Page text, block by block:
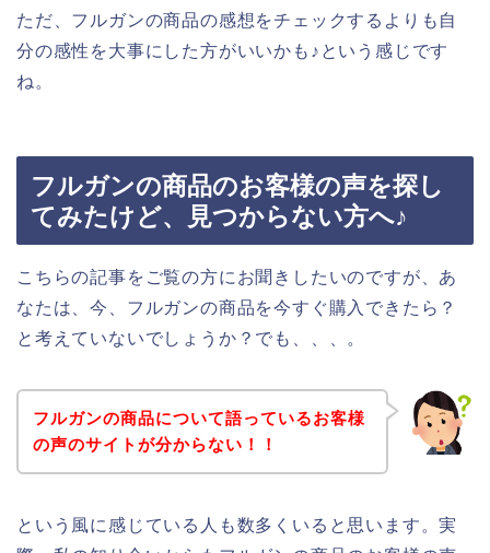
ただ、フルガンの商品の感想をチェックするよりも自
分の感性を大事にした方がいいかも♪という感じです
ね。
フルガンの商品のお客様の声を探し
てみたけど、見つからない方へ♪
こちらの記事をご覧の方にお聞きしたいのですが、あ
なたは、今、フルガンの商品を今すぐ購入できたら？
と考えていないでしょうか？でも、、、。
フルガンの商品について語っているお客様
の声のサイトが分からない！！
という風に感じている人も数多くいると思います。実